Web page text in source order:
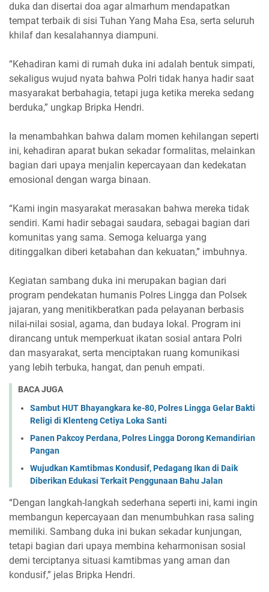
duka dan disertai doa agar almarhum mendapatkan
tempat terbaik di sisi Tuhan Yang Maha Esa, serta seluruh
khilaf dan kesalahannya diampuni.
“Kehadiran kami di rumah duka ini adalah bentuk simpati,
sekaligus wujud nyata bahwa Polri tidak hanya hadir saat
masyarakat berbahagia, tetapi juga ketika mereka sedang
berduka,” ungkap Bripka Hendri.
Ia menambahkan bahwa dalam momen kehilangan seperti
ini, kehadiran aparat bukan sekadar formalitas, melainkan
bagian dari upaya menjalin kepercayaan dan kedekatan
emosional dengan warga binaan.
“Kami ingin masyarakat merasakan bahwa mereka tidak
sendiri. Kami hadir sebagai saudara, sebagai bagian dari
komunitas yang sama. Semoga keluarga yang
ditinggalkan diberi ketabahan dan kekuatan,” imbuhnya.
Kegiatan sambang duka ini merupakan bagian dari
program pendekatan humanis Polres Lingga dan Polsek
jajaran, yang menitikberatkan pada pelayanan berbasis
nilai-nilai sosial, agama, dan budaya lokal. Program ini
dirancang untuk memperkuat ikatan sosial antara Polri
dan masyarakat, serta menciptakan ruang komunikasi
yang lebih terbuka, hangat, dan penuh empati.
BACA JUGA
Sambut HUT Bhayangkara ke-80, Polres Lingga Gelar Bakti
Religi di Klenteng Cetiya Loka Santi
Panen Pakcoy Perdana, Polres Lingga Dorong Kemandirian
Pangan
Wujudkan Kamtibmas Kondusif, Pedagang Ikan di Daik
Diberikan Edukasi Terkait Penggunaan Bahu Jalan
“Dengan langkah-langkah sederhana seperti ini, kami ingin
membangun kepercayaan dan menumbuhkan rasa saling
memiliki. Sambang duka ini bukan sekadar kunjungan,
tetapi bagian dari upaya membina keharmonisan sosial
demi terciptanya situasi kamtibmas yang aman dan
kondusif,” jelas Bripka Hendri.